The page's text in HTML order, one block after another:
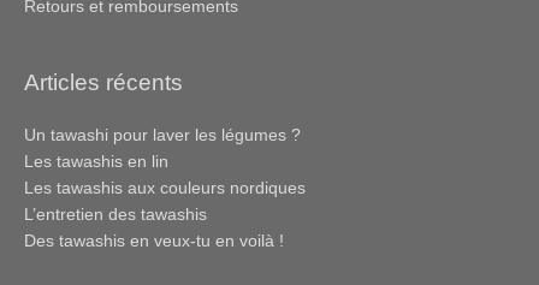
Retours et remboursements
Articles récents
Un tawashi pour laver les légumes ?
Les tawashis en lin
Les tawashis aux couleurs nordiques
L’entretien des tawashis
Des tawashis en veux-tu en voilà !